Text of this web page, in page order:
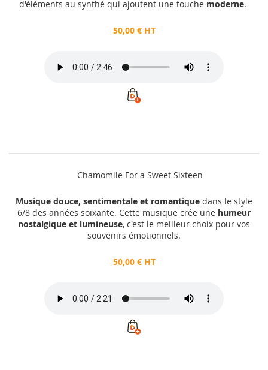
d'éléments au synthé qui ajoutent une touche moderne.
50,00 € HT
Chamomile For a Sweet Sixteen
Musique douce, sentimentale et romantique dans le style
6/8 des années soixante. Cette musique crée une humeur
nostalgique et lumineuse, c'est le meilleur choix pour vos
souvenirs émotionnels.
50,00 € HT